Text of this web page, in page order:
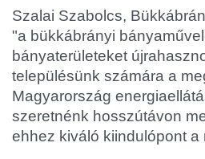
Szalai Szabolcs,
"a bükkábrányi
bányaterületeket
településünk számára a
Magyarország
szeretnénk hosszútávon
ehhez kiváló kiindulópont a